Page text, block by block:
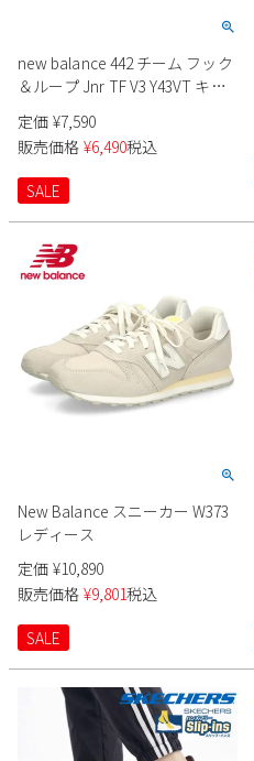
new balance 442 チーム フック
＆ループ Jnr TF V3 Y43VT キッ
ズ
定価 ¥7,590
販売価格 ¥6,490税込
SALE
New Balance スニーカー W373
レディース
定価 ¥10,890
販売価格 ¥9,801税込
SALE